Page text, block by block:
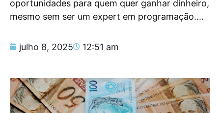
oportunidades para quem quer ganhar dinheiro,
mesmo sem ser um expert em programação....
julho 8, 2025 12:51 am